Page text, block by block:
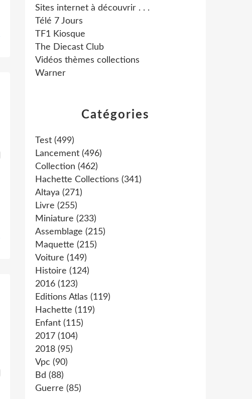
Catégories
Test (499)
Lancement (496)
Collection (462)
Hachette Collections (341)
Altaya (271)
Livre (255)
Miniature (233)
Assemblage (215)
Maquette (215)
Voiture (149)
Histoire (124)
2016 (123)
Editions Atlas (119)
Hachette (119)
Enfant (115)
2017 (104)
2018 (95)
Vpc (90)
Bd (88)
Guerre (85)
Sites internet à découvrir . . .
Télé 7 Jours
TF1 Kiosque
The Diecast Club
Vidéos thèmes collections
Warner